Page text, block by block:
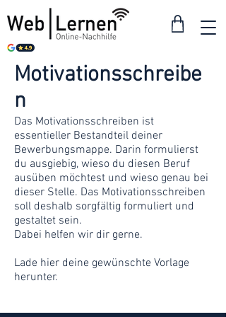
Motivationsschreibe
n
Das Motivationsschreiben ist
essentieller Bestandteil deiner
Bewerbungsmappe. Darin formulierst
du ausgiebig, wieso du diesen Beruf
ausüben möchtest und wieso genau bei
dieser Stelle. Das Motivationsschreiben
soll deshalb sorgfältig formuliert und
gestaltet sein.
Dabei helfen wir dir gerne.
Lade hier deine gewünschte Vorlage
herunter.